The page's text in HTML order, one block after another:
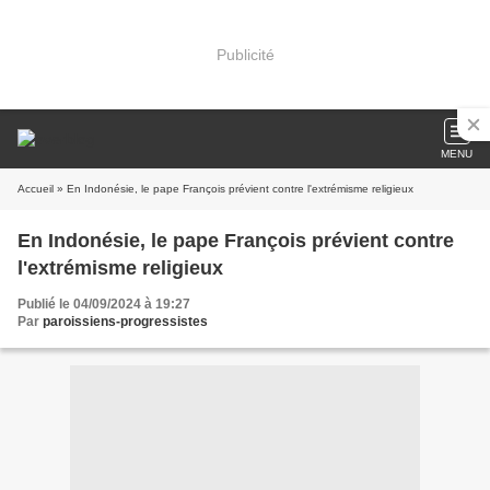
Publicité
MENU
Accueil » En Indonésie, le pape François prévient contre l'extrémisme religieux
En Indonésie, le pape François prévient contre
l'extrémisme religieux
Publié le 04/09/2024 à 19:27
Par paroissiens-progressistes